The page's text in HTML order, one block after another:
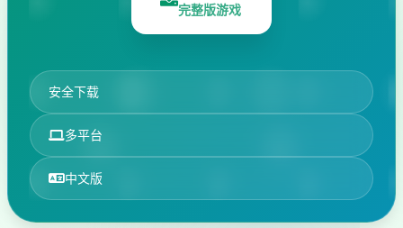
完整版游戏
安全下载
多平台
中文版